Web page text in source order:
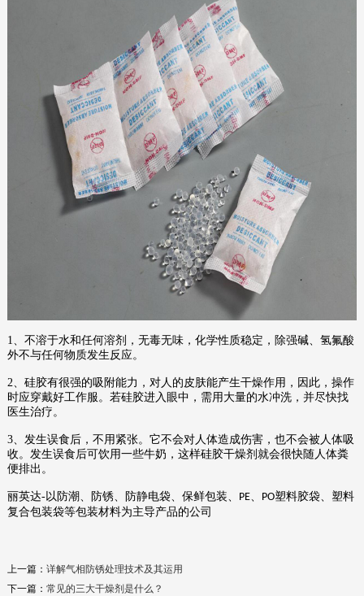
1、不溶于水和任何溶剂，无毒无味，化学性质稳定，除强碱、氢氟酸
外不与任何物质发生反应。
2、硅胶有很强的吸附能力，对人的皮肤能产生干燥作用，因此，操作
时应穿戴好工作服。若硅胶进入眼中，需用大量的水冲洗，并尽快找
医生治疗。
3、发生误食后，不用紧张。它不会对人体造成伤害，也不会被人体吸
收。发生误食后可饮用一些牛奶，这样硅胶干燥剂就会很快随人体粪
便排出。
丽英达-以防潮、防锈、防静电袋、保鲜包装、 PE、 PO塑料胶袋、塑料
复合包装袋等包装材料为主导产品的公司
上一篇： 详解气相防锈处理技术及其运用
下一篇： 常见的三大干燥剂是什么？